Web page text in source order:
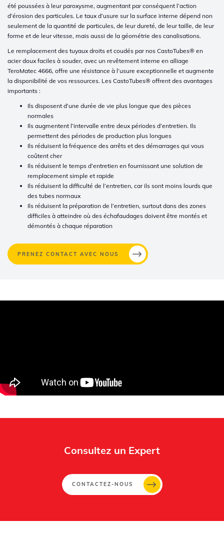
été poussées à leur paroxysme, augmentant par conséquent l’action
d’érosion des particules. Le taux d’usure sur la surface interne dépend non
seulement de la quantité de particules, de leur dureté, de leur taille, de leur
forme et de leur vitesse, mais aussi de la géométrie des canalisations.
Le remplacement des tuyaux droits et coudés par nos CastoTubes® en
acier doux faciles à souder, avec un revêtement interne en alliage
TeroMatec 4666, offre une résistance à l’usure exceptionnelle et augmente
la disponibilité de vos ressources. Les CastoTubes® offrent des avantages
importants :
Ils disposent d’une durée de vie plus longue que des pièces
normales
Ils augmentent l’intervalle entre deux périodes d’entretien. Ils
permettent des périodes de production plus longues
Ils réduisent la fréquence des arrêts et des démarrages qui vous
coûtent cher
Ils réduisent le temps d’entretien en fournissant une solution de
remplacement simple et rapide
Ils réduisent la difficulté de l’entretien, car ils sont moins lourds que
des tubes normaux
Ils réduisent la préparation de l’entretien, surtout dans des zones
difficiles à atteindre où des échafaudages doivent être montés et
démontés à chaque réparation
PRENEZ CONTACT AVEC NOUS
Off
Consultez un Expert
CONTACTEZ-NOUS